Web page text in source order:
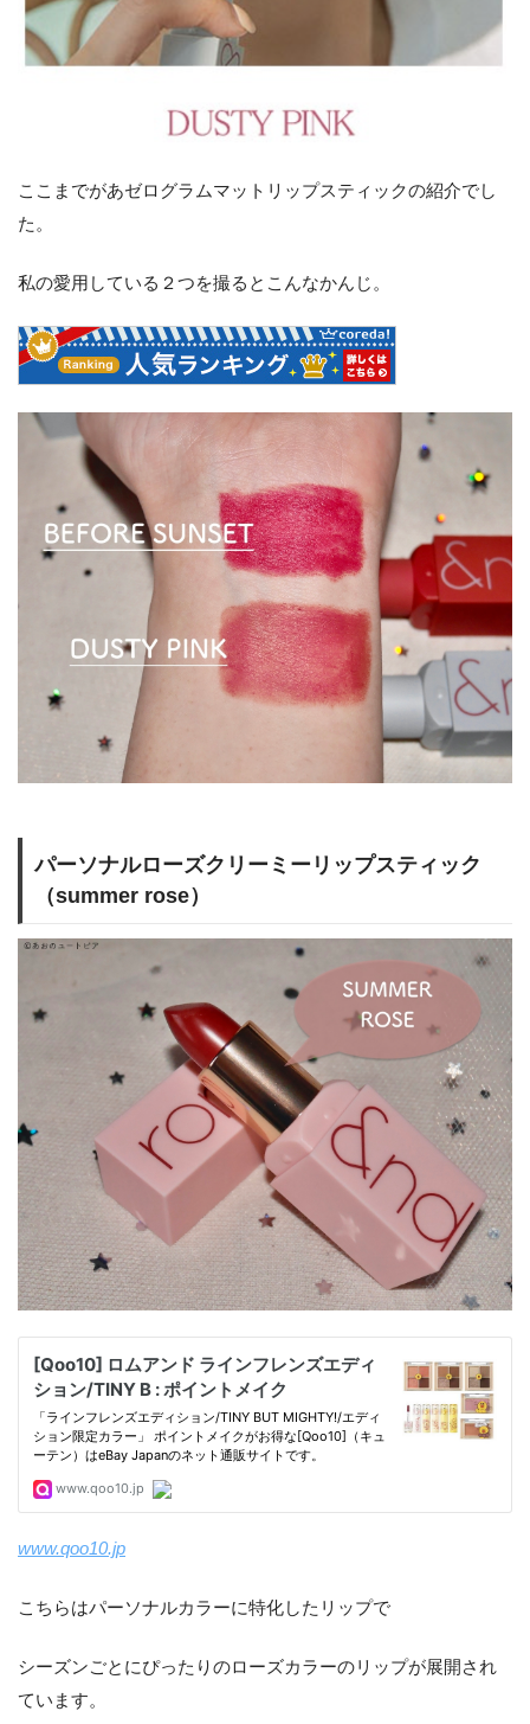
ここまでがあゼログラムマットリップスティックの紹介でし
た。
私の愛用している２つを撮るとこんなかんじ。
パーソナルローズクリーミーリップスティック
（summer rose）
www.qoo10.jp
こちらはパーソナルカラーに特化したリップで
シーズンごとにぴったりのローズカラーのリップが展開され
ています。